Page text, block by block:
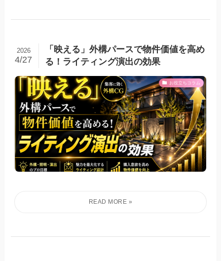
「映える」外構パースで物件価値を高め
る！ライティング演出の効果
2026
4/27
お役立ちコラム